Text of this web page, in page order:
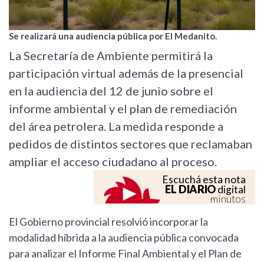
Se realizará una audiencia pública por El Medanito.
La Secretaría de Ambiente permitirá la
participación virtual además de la presencial
en la audiencia del 12 de junio sobre el
informe ambiental y el plan de remediación
del área petrolera. La medida responde a
pedidos de distintos sectores que reclamaban
ampliar el acceso ciudadano al proceso.
Escuchá esta nota
EL DIARIOdigital
minutos
El Gobierno provincial resolvió incorporar la
modalidad híbrida a la audiencia pública convocada
para analizar el Informe Final Ambiental y el Plan de